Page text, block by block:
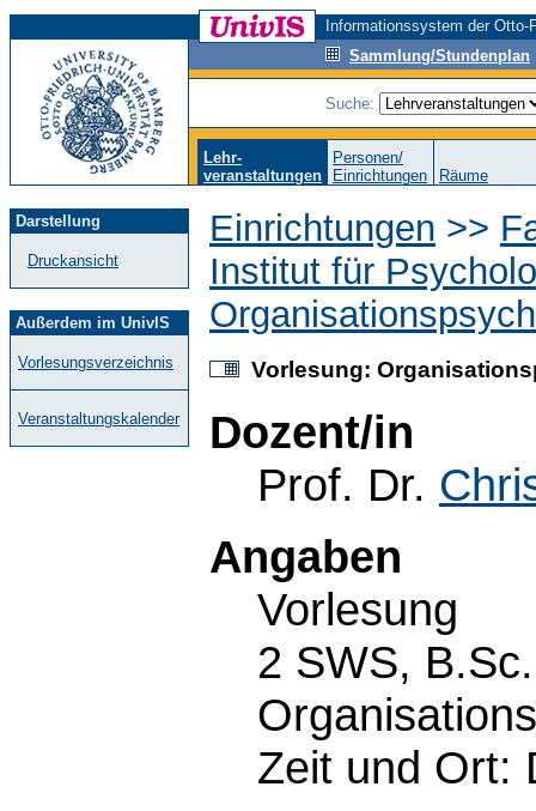
Informationssystem der
Sammlung/Stundenplan
Suche:
Lehr-
veranstaltungen
Personen/
Einrichtungen
Räume
Darstellung
Druckansicht
Außerdem im UnivIS
Vorlesungsverzeichnis
Veranstaltungskalender
Einrichtungen >>
Institut für
Vorlesung:
Dozent/in
Prof. Dr.
Angaben
Vorlesung
2 SWS,
Zeit und Ort: